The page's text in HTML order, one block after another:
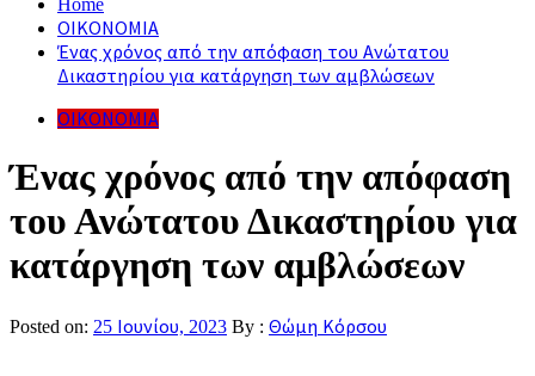
Home
ΟΙΚΟΝΟΜΙΑ
Ένας χρόνος από την απόφαση του Ανώτατου
Δικαστηρίου για κατάργηση των αμβλώσεων
ΟΙΚΟΝΟΜΙΑ
Ένας χρόνος από την απόφαση
του Ανώτατου Δικαστηρίου για
κατάργηση των αμβλώσεων
Posted on: 25 Ιουνίου, 2023 By : Θώμη Κόρσου